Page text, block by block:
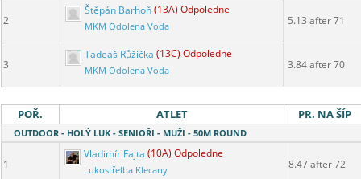
2
Štěpán Barhoň(13A) Odpoledne
MKM Odolena Voda 5.13 after 71
3
Tadeáš Růžička (13C) Odpoledne
MKM Odolena Voda 3.84 after 70
POŘ. ATLET PR. NA ŠÍP
OUTDOOR - HOLÝ LUK - SENIOŘI - MUŽI - 50M ROUND
1
Vladimír Fajta (10A) Odpoledne
Lukostřelba Klecany 8.47 after 72